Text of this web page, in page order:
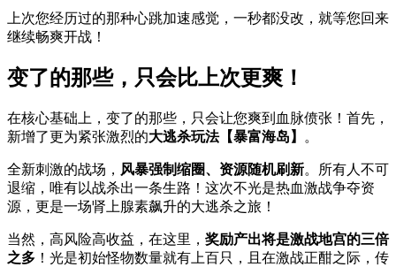
上次您经历过的那种心跳加速感觉，一秒都没改，就等您回来
继续畅爽开战！
变了的那些，只会比上次更爽！
在核心基础上，变了的那些，只会让您爽到血脉偾张！首先，
新增了更为紧张激烈的大逃杀玩法【暴富海岛】 。
全新刺激的战场， 风暴强制缩圈、资源随机刷新。所有人不可
退缩，唯有以战杀出一条生路！这次不光是热血激战争夺资
源，更是一场肾上腺素飙升的大逃杀之旅！
当然，高风险高收益，在这里， 奖励产出将是激战地宫的三倍
之多 ！光是初始怪物数量就有上百只，且在激战正酣之际，传